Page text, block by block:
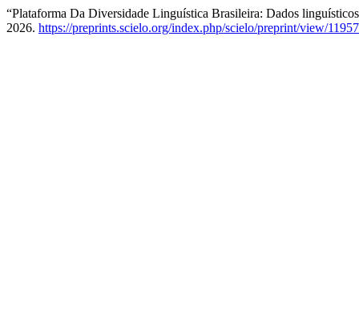
“Plataforma Da Diversidade Linguística Brasileira: Dados
2026. https://preprints.scielo.org/index.php/scielo/preprint/view/11957